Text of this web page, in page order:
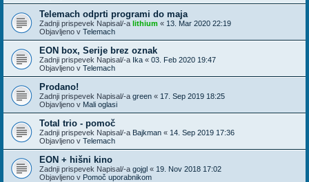
Telemach odprti programi do maja
Zadnji prispevek Napisal/-a lithium « 13. Mar 2020 22:19
Objavljeno v Telemach
EON box, Serije brez oznak
Zadnji prispevek Napisal/-a Ika « 03. Feb 2020 19:47
Objavljeno v Telemach
Prodano!
Zadnji prispevek Napisal/-a green « 17. Sep 2019 18:25
Objavljeno v Mali oglasi
Total trio - pomoč
Zadnji prispevek Napisal/-a Bajkman « 14. Sep 2019 17:36
Objavljeno v Telemach
EON + hišni kino
Zadnji prispevek Napisal/-a gojgl « 19. Nov 2018 17:02
Objavljeno v Pomoč uporabnikom